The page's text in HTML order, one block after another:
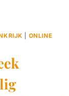
ONLINE